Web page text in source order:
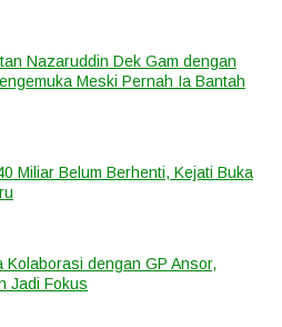
Nazaruddin Dek Gam dengan
Meski Pernah Ia Bantah
Miliar Belum Berhenti, Kejati Buka
Kolaborasi dengan GP Ansor,
Jadi Fokus